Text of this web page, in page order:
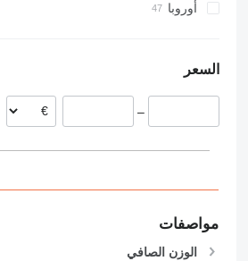
أوروبا
سلوفاكيا
النرويج
السعر
–
مواصفات
الوزن الصافي